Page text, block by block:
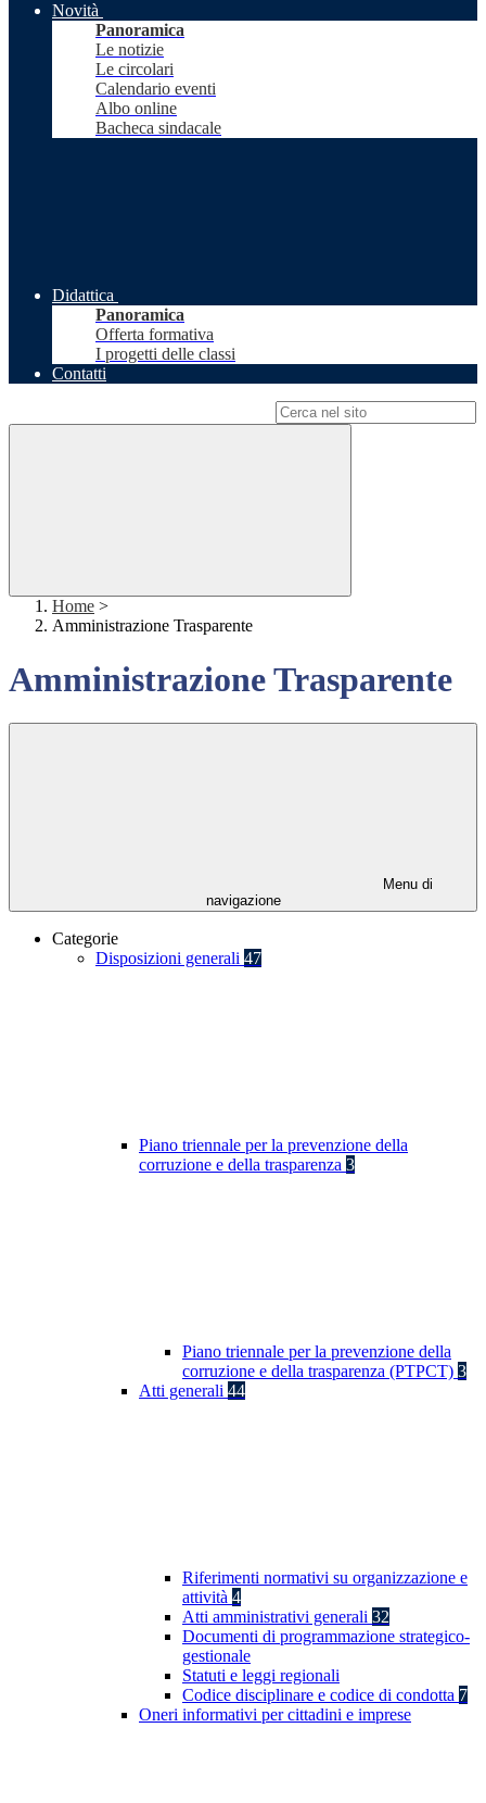
Novità
Panoramica
Le notizie
Le circolari
Calendario eventi
Albo online
Bacheca sindacale
Didattica
Panoramica
Offerta formativa
I progetti delle classi
Contatti
Home >
Amministrazione Trasparente
Amministrazione Trasparente
Menu di
navigazione
Categorie
Disposizioni generali 47
Piano triennale per la prevenzione della
corruzione e della trasparenza 3
Piano triennale per la prevenzione della
corruzione e della trasparenza (PTPCT) 3
Atti generali 44
Riferimenti normativi su organizzazione e
attività 4
Atti amministrativi generali 32
Documenti di programmazione strategico-
gestionale
Statuti e leggi regionali
Codice disciplinare e codice di condotta 7
Oneri informativi per cittadini e imprese